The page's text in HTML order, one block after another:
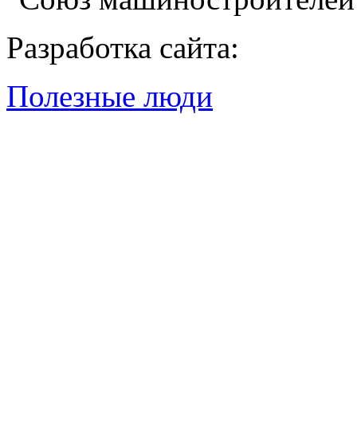
Разработка сайта:
Полезные люди